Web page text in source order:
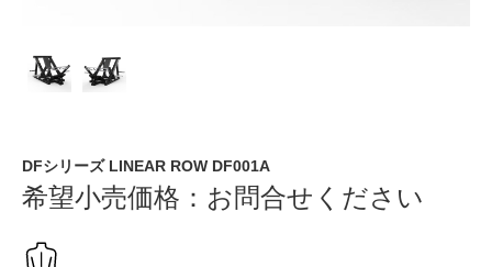
DFシリーズ LINEAR ROW DF001A
希望小売価格： お問合せください